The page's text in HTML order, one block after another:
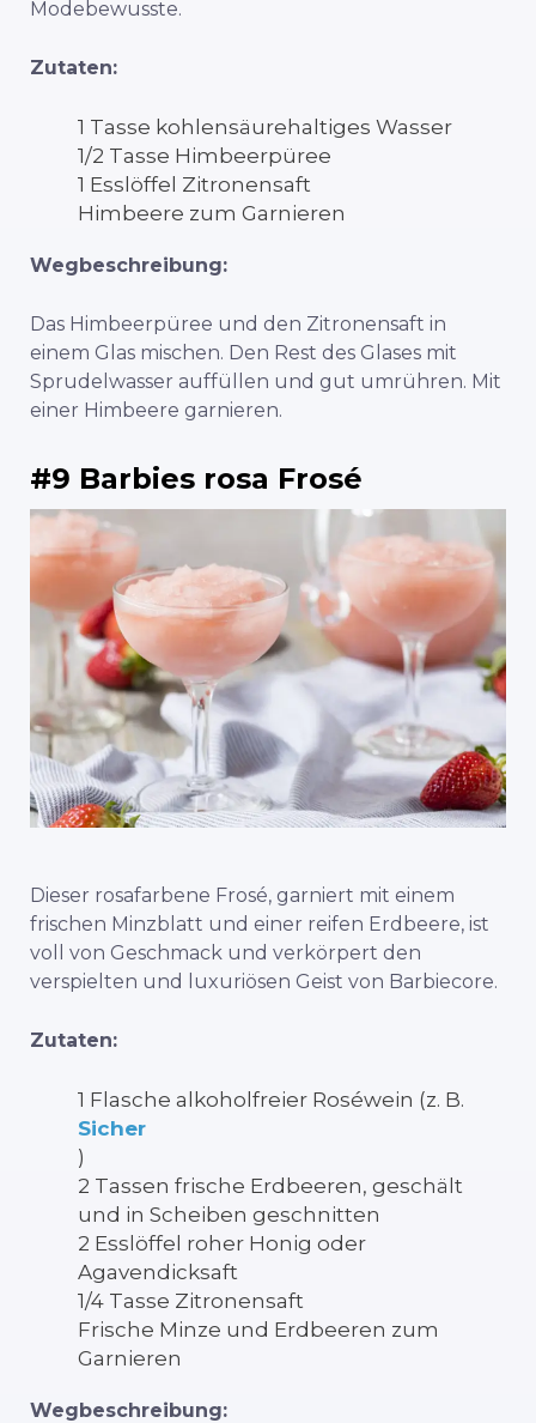
Modebewusste.
Zutaten:
1 Tasse kohlensäurehaltiges Wasser
1/2 Tasse Himbeerpüree
1 Esslöffel Zitronensaft
Himbeere zum Garnieren
Wegbeschreibung:
Das Himbeerpüree und den Zitronensaft in
einem Glas mischen. Den Rest des Glases mit
Sprudelwasser auffüllen und gut umrühren. Mit
einer Himbeere garnieren.
#9 Barbies rosa Frosé
Dieser rosafarbene Frosé, garniert mit einem
frischen Minzblatt und einer reifen Erdbeere, ist
voll von Geschmack und verkörpert den
verspielten und luxuriösen Geist von Barbiecore.
Zutaten:
1 Flasche alkoholfreier Roséwein (z. B.
Sicher
)
2 Tassen frische Erdbeeren, geschält
und in Scheiben geschnitten
2 Esslöffel roher Honig oder
Agavendicksaft
1/4 Tasse Zitronensaft
Frische Minze und Erdbeeren zum
Garnieren
Wegbeschreibung: